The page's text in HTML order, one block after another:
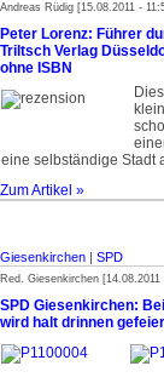
Andreas Rüdig [15.08.2011 -
Peter Lorenz: Führer
Triltsch Verlag
ohne ISBN
eine selbständige Stadt
Zum Artikel »
Giesenkirchen | SPD
Red. Giesenkirchen [14.08.2011
SPD Giesenkirchen:
wird halt drinnen